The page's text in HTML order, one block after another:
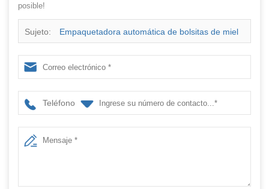
posible!
Sujeto: Empaquetadora automática de bolsitas de miel
Teléfono